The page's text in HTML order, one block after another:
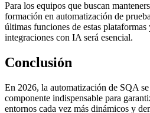
Para los equipos que buscan
formación en automatización de
últimas funciones de estas plataformas
integraciones con IA será esencial.
Conclusión
En 2026, la automatización de SQA
componente indispensable para
entornos cada vez más dinámicos y